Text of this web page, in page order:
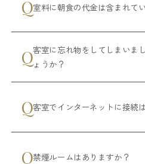
室料に朝食の代金は含まれて
客室に忘れ物をしてしまいま
ょうか？
客室でインターネットに接続
禁煙ルームはありますか？